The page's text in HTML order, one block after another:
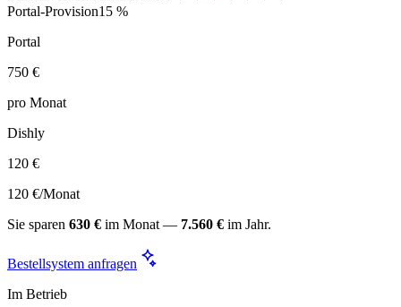
Portal-Provision15 %
Portal
750 €
pro Monat
Dishly
120 €
120 €/Monat
Sie sparen 630 € im Monat — 7.560 € im Jahr.
Bestellsystem anfragen
Im Betrieb